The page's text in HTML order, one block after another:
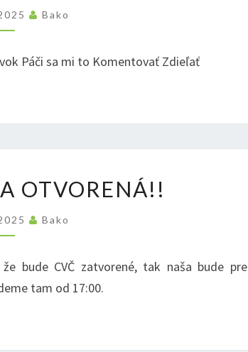
Bako
Páči sa mi to Komentovať Zdieľať
STENAOTVORENÁ!!
Bako
bude CVČ zatvorené, tak naša bude pre
tam od 17:00.